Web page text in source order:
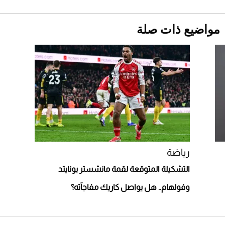
أغلى 10 عطور في العالم للرجال تمنحك فخامة
استثنائية
Comeback" في جدة (فيديو)
2026-07-25
"بوجاتي ميسترال" الاستثنائية للبيع في مزاد
مونتيري
2026-07-23
مواضيع ذات صلة
رياضة
التشكيلة المتوقعة لقمة مانشستر يونايتد
وفولهام.. هل يواصل كاريك مفاجآته؟